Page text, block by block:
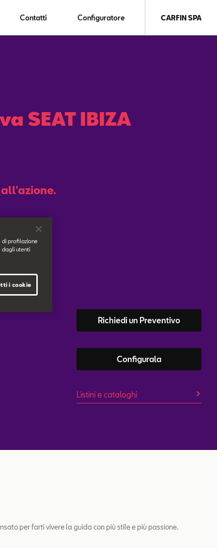
Contatti Configuratore CARFIN SPA
SEAT IBIZA
Richiedi un Preventivo
Configurala
Listini e cataloghi
per farti vivere la guida con più stile e più passione.
di profilazione
dagli utenti
i cookie